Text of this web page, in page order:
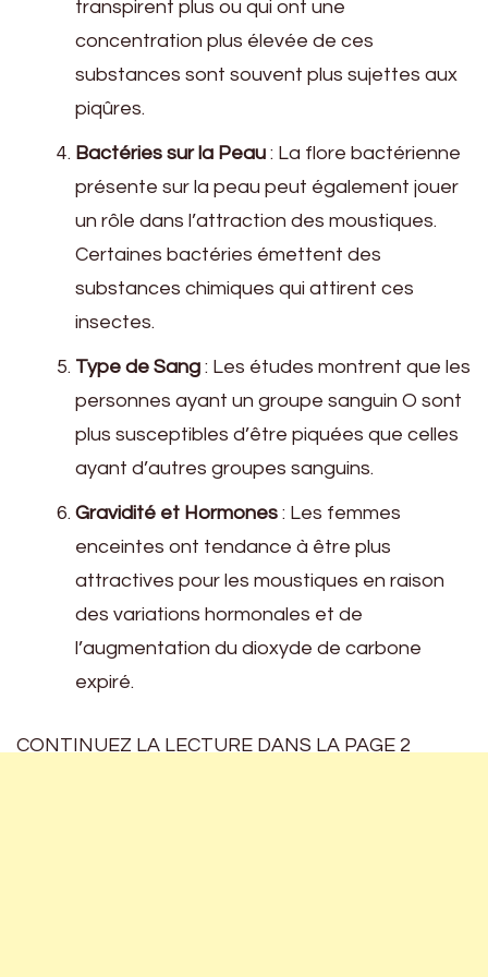
transpirent plus ou qui ont une
concentration plus élevée de ces
substances sont souvent plus sujettes aux
piqûres.
Bactéries sur la Peau : La flore bactérienne
présente sur la peau peut également jouer
un rôle dans l’attraction des moustiques.
Certaines bactéries émettent des
substances chimiques qui attirent ces
insectes.
Type de Sang : Les études montrent que les
personnes ayant un groupe sanguin O sont
plus susceptibles d’être piquées que celles
ayant d’autres groupes sanguins.
Gravidité et Hormones : Les femmes
enceintes ont tendance à être plus
attractives pour les moustiques en raison
des variations hormonales et de
l’augmentation du dioxyde de carbone
expiré.
CONTINUEZ LA LECTURE DANS LA PAGE 2